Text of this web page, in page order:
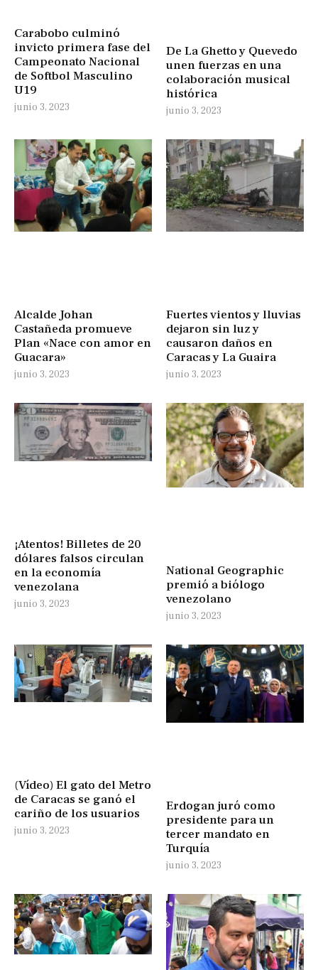
Carabobo culminó
invicto primera fase del
Campeonato Nacional
de Softbol Masculino
U19
junio 3, 2023
De La Ghetto y Quevedo
unen fuerzas en una
colaboración musical
histórica
junio 3, 2023
Alcalde Johan
Castañeda promueve
Plan «Nace con amor en
Guacara»
junio 3, 2023
Fuertes vientos y lluvias
dejaron sin luz y
causaron daños en
Caracas y La Guaira
junio 3, 2023
¡Atentos! Billetes de 20
dólares falsos circulan
en la economía
venezolana
junio 3, 2023
National Geographic
premió a biólogo
venezolano
junio 3, 2023
(Vídeo) El gato del Metro
de Caracas se ganó el
cariño de los usuarios
junio 3, 2023
Erdogan juró como
presidente para un
tercer mandato en
Turquía
junio 3, 2023